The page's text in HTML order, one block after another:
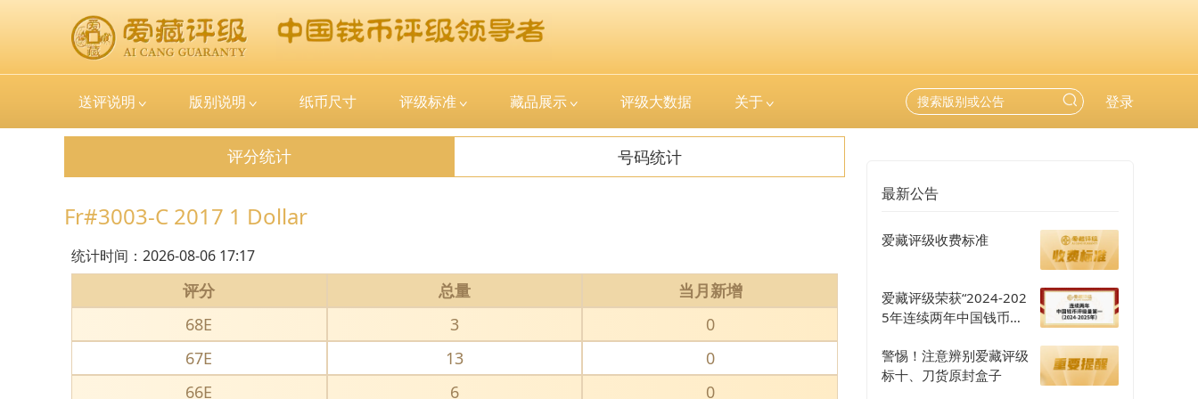
送评说明 版别说明 纸币尺寸 评级标准 藏品展示 评级大数据 关于 登录
评分统计 号码统计
Fr#3003-C 2017 1 Dollar
统计时间： 2026-08-06 17:17
评分 总量
当月新增
68E
3
0
67E
13
0
66E
6 0
最新公告
爱藏评级收费标准
爱藏评级荣获“2024-202
5年连续两年中国钱币评
警惕！注意辨别爱藏评级
标十、刀货原封盒子